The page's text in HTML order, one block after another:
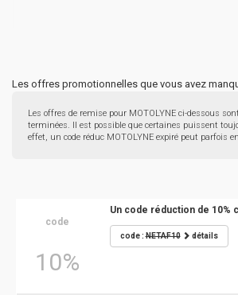
Les offres promotionnelles que vous avez
Les offres de remise pour MOTOLYNE ci-dessous
terminées. Il est possible que certaines puissent
effet, un code réduc MOTOLYNE expiré peut parfois
code
10%
Un code réduction de 10%
code :NETAF10 détails